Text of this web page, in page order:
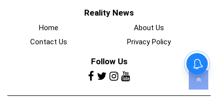
Reality News
Home
About Us
Contact Us
Privacy Policy
Follow Us